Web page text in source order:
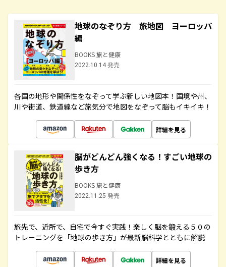
地球のなぞり方 旅地図 ヨーロッパ
編
BOOKS 旅と健康
2022.10.14 発売
各国の地形や関係性をなぞって学ぶ新しい地図本！国境や州、
川や街道、鉄道線など旅気分で地図をなぞって脳もイキイキ！
詳細を見る
脳がどんどん強くなる！すごい地球の
歩き方
BOOKS 旅と健康
2022.11.25 発売
旅先で、近所で、自宅で今すぐ実践！楽しく脳を鍛える５０の
トレーニングを「地球の歩き方」が最新脳科学とともに解説
詳細を見る